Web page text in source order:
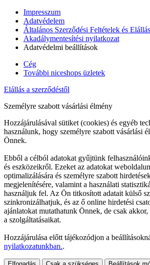
Impresszum
Adatvédelem
Általános Szerződési Feltételek és
Akadálymentesítési nyilatkozat
Adatvédelmi beállítások
Cég
További niceshops üzletek
Elállás a szerződéstől
Személyre szabott vásárlási élmény
Hozzájárulásával sütiket (cookies) és egyéb
használunk, hogy személyre szabott vásárlási
Önnek.
Ebből a célból adatokat gyűjtünk
és eszközeikről. Ezeket az adatokat
optimalizálására és személyre szabott
megjelenítésére, valamint a használati
használjuk fel. Az Ön titkosított adatait külső
szinkronizálhatjuk, és az ő online hirdetési
ajánlatokat mutathatunk Önnek, de csak
a szolgáltatásaikat.
Hozzájárulása előtt tájékozódjon a
nyilatkozatunkban..